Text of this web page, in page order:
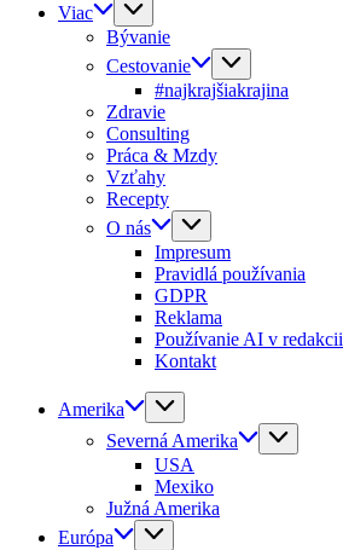
Viac
Bývanie
Cestovanie
#najkrajšiakrajina
Zdravie
Consulting
Práca & Mzdy
Vzťahy
Recepty
O nás
Impresum
Pravidlá používania
GDPR
Reklama
Používanie AI v redakcii
Kontakt
Amerika
Severná Amerika
USA
Mexiko
Južná Amerika
Európa